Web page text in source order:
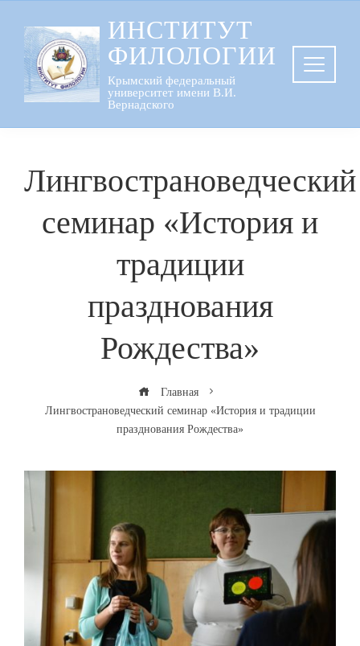
содержанию
ИНСТИТУТ
ФИЛОЛОГИИ
Крымский федеральный
университет имени В.И.
Вернадского
Лингвострановедческий
семинар «История и
традиции
празднования
Рождества»
Главная
Лингвострановедческий семинар «История и традиции
празднования Рождества»